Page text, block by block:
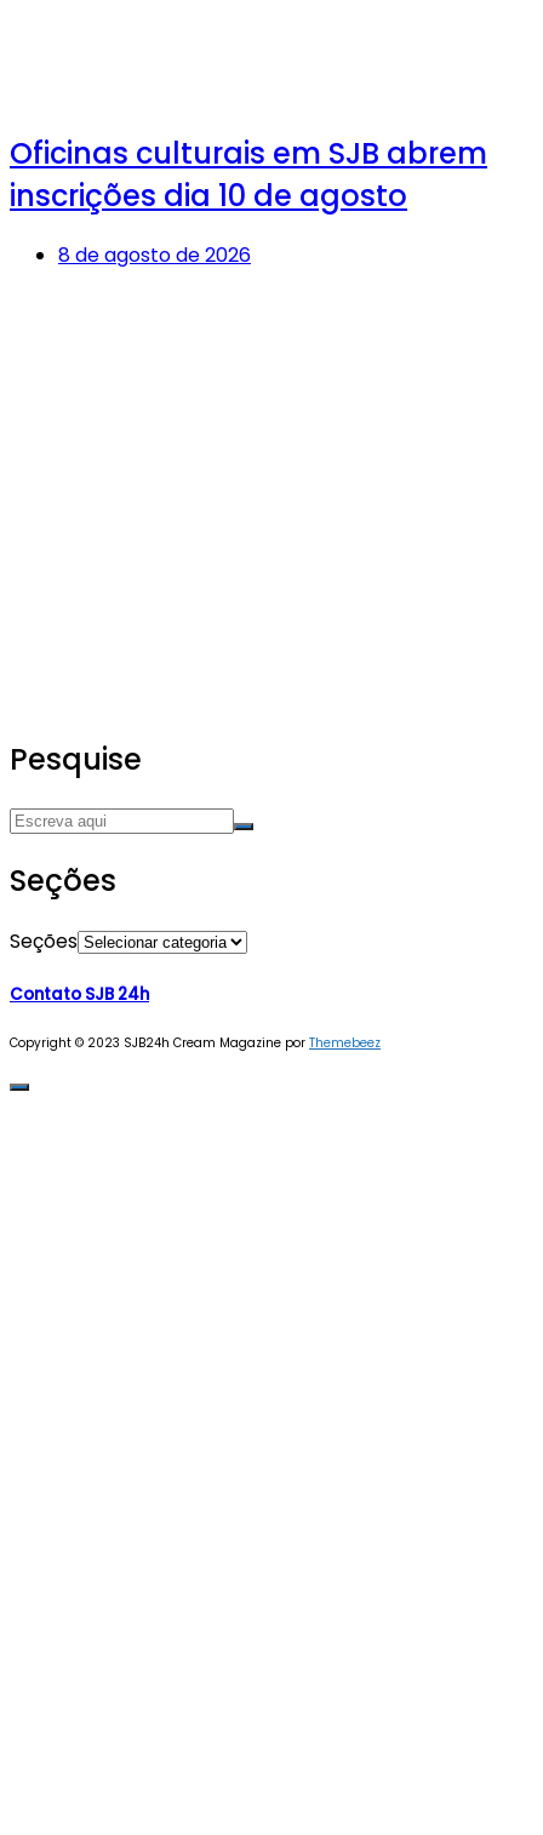
Oficinas culturais em SJB abrem
inscrições dia 10 de agosto
8 de agosto de 2026
Pesquise
Seções
Seções
Contato SJB 24h
Copyright © 2023 SJB24h Cream Magazine por Themebeez